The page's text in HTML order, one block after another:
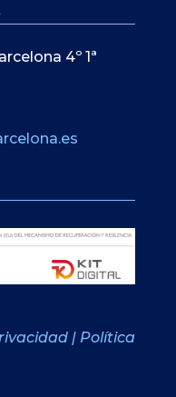
4º 1ª
| Política